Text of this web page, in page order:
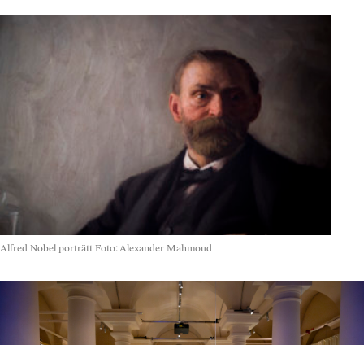
Alfred Nobel porträtt Foto: Alexander Mahmoud